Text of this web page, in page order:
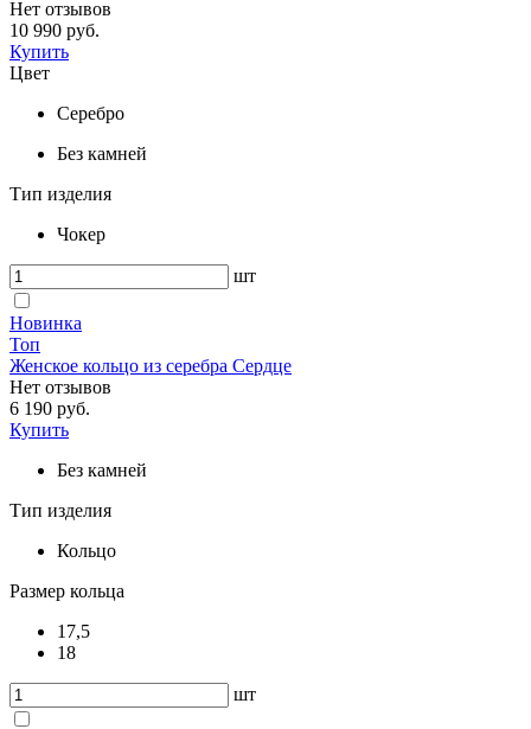
Нет отзывов
10 990 руб.
Купить
Цвет
Серебро
Без камней
Тип изделия
Чокер
шт
Новинка
Топ
Женское кольцо из серебра Сердце
Нет отзывов
6 190 руб.
Купить
Без камней
Тип изделия
Кольцо
Размер кольца
17,5
18
шт